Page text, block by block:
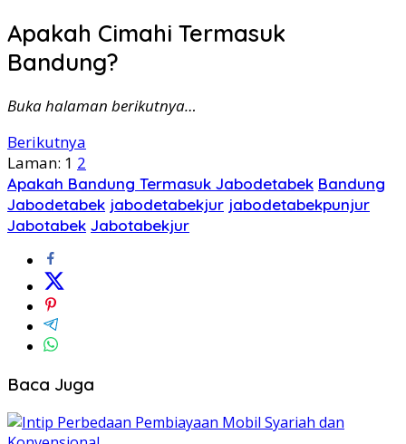
Apakah Cimahi Termasuk
Bandung?
Buka halaman berikutnya…
Berikutnya
Laman: 1 2
Apakah Bandung Termasuk Jabodetabek Bandung
Jabodetabek jabodetabekjur jabodetabekpunjur
Jabotabek Jabotabekjur
Baca Juga